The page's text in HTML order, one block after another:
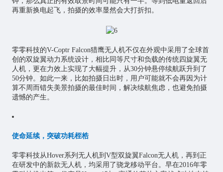
再重新换电起飞，拍摄的效率显然会大打折扣。
零零科技的V-Coptr Falcon猎鹰无人机不仅在外观中采用了全球首
创的双旋翼动力系统设计，相比同等尺寸和负载的传统四旋翼无
人机，更在力效上实现了大幅提升，从30分钟悬停续航跃升到了
50分钟。如此一来，比如拍摄日出时，用户可能就不会再因为计
算不周而错失美景拍摄的最佳时间，解决续航焦虑，也避免拍摄
遗憾的产生。
使命延续，突破功耗桎梏
零零科技从Hover系列无人机到V型双旋翼Falcon无人机，再到正
在研发中的新款无人机，均采用了骁龙移动平台。早在2016年零